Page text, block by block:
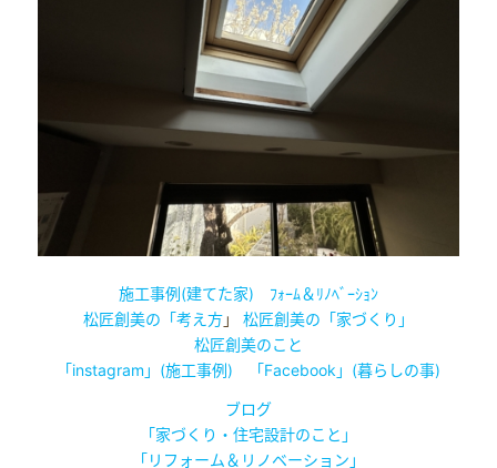
施工事例(建てた家)
ﾌｫｰﾑ＆ﾘﾉﾍﾞｰｼｮﾝ
松匠創美の「考え方」 松匠創美の「家づくり」
松匠創美のこと
「instagram」(施工事例)
「Facebook」(暮らしの事)
ブログ
「家づくり・住宅設計のこと」
「リフォーム＆リノベーション」